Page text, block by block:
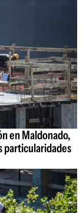
en Maldonado,
particularidades